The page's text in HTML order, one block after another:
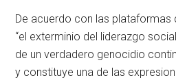
De acuerdo con las plataformas
“el exterminio del liderazgo
de un verdadero genocidio
y constituye una de las